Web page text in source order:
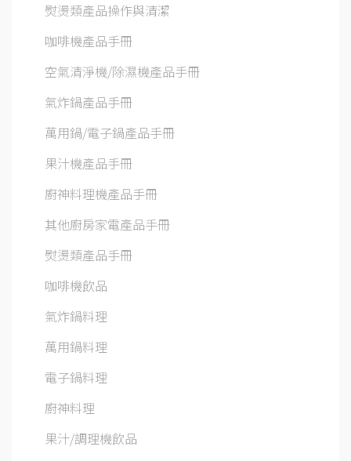
熨燙類產品操作與清潔
咖啡機產品手冊
空氣清淨機/除濕機產品手冊
氣炸鍋產品手冊
萬用鍋/電子鍋產品手冊
果汁機產品手冊
廚神料理機產品手冊
其他廚房家電產品手冊
熨燙類產品手冊
咖啡機飲品
氣炸鍋料理
萬用鍋料理
電子鍋料理
廚神料理
果汁/調理機飲品